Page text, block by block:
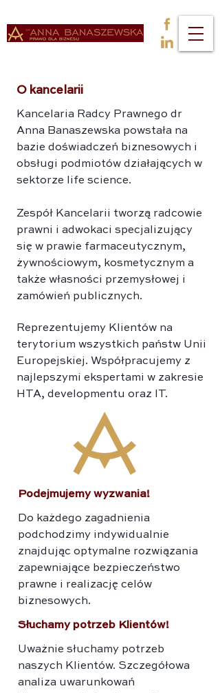
O kancelarii
Kancelaria Radcy Prawnego dr
Anna Banaszewska powstała na
bazie doświadczeń biznesowych i
obsługi podmiotów działających w
sektorze life science.
Zespół Kancelarii tworzą radcowie
prawni i adwokaci specjalizujący
się w prawie farmaceutycznym,
żywnościowym, kosmetycznym a
także własności przemysłowej i
zamówień publicznych.
Reprezentujemy Klientów na
terytorium wszystkich państw Unii
Europejskiej. Współpracujemy z
najlepszymi ekspertami w zakresie
HTA, developmentu oraz IT.
Podejmujemy wyzwania!
Do każdego zagadnienia
podchodzimy indywidualnie
znajdując optymalne rozwiązania
zapewniające bezpieczeństwo
prawne i realizację celów
biznesowych.
Słuchamy potrzeb Klientów!
Uważnie słuchamy potrzeb
naszych Klientów. Szczegółowa
analiza uwarunkowań